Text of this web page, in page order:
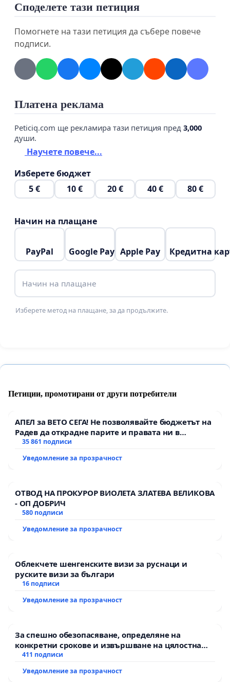
- Продават им „лесни пари“, „късмет“ и „успех“.
Използват любими спортисти, спортни клубове,
първенства и инфлуенсъри.
- Искат децата ни да свикват с хазарта - че е
нещо нормално. Да вярват, че печалбата е
Загубата е нормална.
Реклама на хазарт е навсякъде около нас
повече зависими, повече загубени пари,
шрифт и формалните предупрежденияне
работят. Те не спират зависимостта и не
НАШЕТО ИСКАНЕ:
форми;
2️⃣ ЗАБРАНА НА СПОНСОРСТВА ОТ ХАЗАРТНИ
3️⃣ РЕАЛНА ДЪРЖАВНА ПОЛИТИКА ЗА
ПРЕВЕНЦИЯ И ЛЕЧЕНИЕ от хазартна
Споделете тази петиция
Помогнете на тази петиция да събере повече
подписи.
Платена реклама
Peticiq.com ще рекламира тази петиция пред 3,000
души.
Научете повече...
Изберете бюджет
5 €
10 € 20 € 40 € 80 €
Начин на плащане
PayPal Google Pay Apple Pay Кредитна
Начин на плащане
Изберете метод на плащане, за да продължите.
Петиции, промотирани от други потребители
АПЕЛ за ВЕТО СЕГА! Не позволявайте бюджетът на
Радев да открадне парите и правата ни в
тъмното
35 861 подписи
Уведомление за прозрачност
ОТВОД НА ПРОКУРОР ВИОЛЕТА ЗЛАТЕВА ВЕЛИКОВА
- ОП ДОБРИЧ
580 подписи
Уведомление за прозрачност
Облекчете шенгенските визи за руснаци и
руските визи за българи
16 подписи
Уведомление за прозрачност
За спешно обезопасяване, определяне на
конкретни срокове и извършване на цялостна
рехабилитация на републиканския път между
Мирово - к.к. Момин проход
411 подписи
Уведомление за прозрачност